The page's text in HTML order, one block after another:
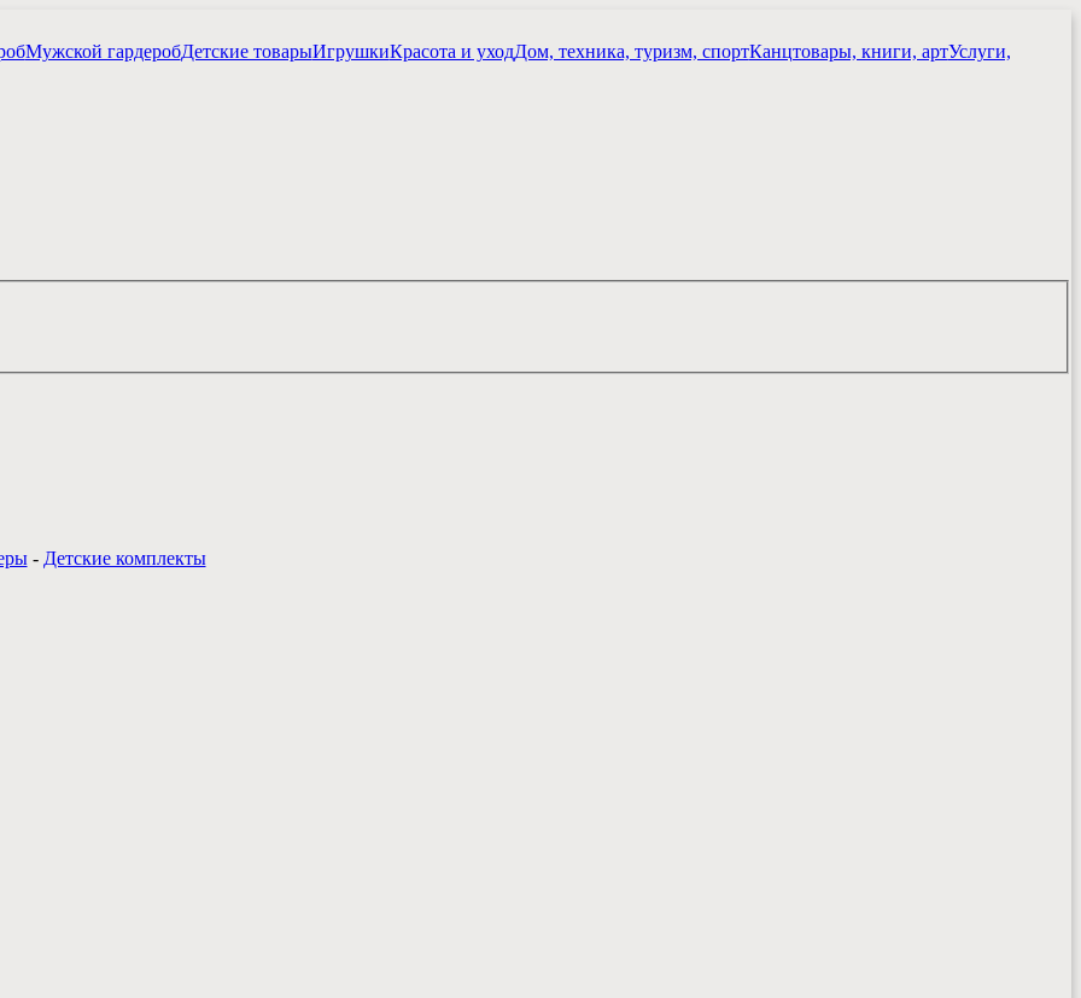
Мужской гардеробДетские товарыИгрушкиКрасота и уходДом, техника, туризм, спортКанцтовары, книги, артУслуги,
- Детские комплекты